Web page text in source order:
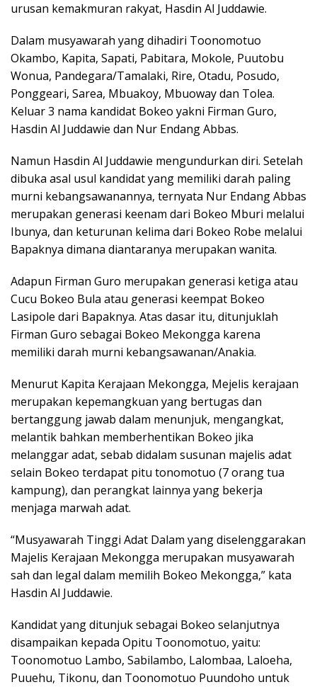
urusan kemakmuran rakyat, Hasdin Al Juddawie.
Dalam musyawarah yang dihadiri Toonomotuo
Okambo, Kapita, Sapati, Pabitara, Mokole, Puutobu
Wonua, Pandegara/Tamalaki, Rire, Otadu, Posudo,
Ponggeari, Sarea, Mbuakoy, Mbuoway dan Tolea.
Keluar 3 nama kandidat Bokeo yakni Firman Guro,
Hasdin Al Juddawie dan Nur Endang Abbas.
Namun Hasdin Al Juddawie mengundurkan diri. Setelah
dibuka asal usul kandidat yang memiliki darah paling
murni kebangsawanannya, ternyata Nur Endang Abbas
merupakan generasi keenam dari Bokeo Mburi melalui
Ibunya, dan keturunan kelima dari Bokeo Robe melalui
Bapaknya dimana diantaranya merupakan wanita.
Adapun Firman Guro merupakan generasi ketiga atau
Cucu Bokeo Bula atau generasi keempat Bokeo
Lasipole dari Bapaknya. Atas dasar itu, ditunjuklah
Firman Guro sebagai Bokeo Mekongga karena
memiliki darah murni kebangsawanan/Anakia.
Menurut Kapita Kerajaan Mekongga, Mejelis kerajaan
merupakan kepemangkuan yang bertugas dan
bertanggung jawab dalam menunjuk, mengangkat,
melantik bahkan memberhentikan Bokeo jika
melanggar adat, sebab didalam susunan majelis adat
selain Bokeo terdapat pitu tonomotuo (7 orang tua
kampung), dan perangkat lainnya yang bekerja
menjaga marwah adat.
“Musyawarah Tinggi Adat Dalam yang diselenggarakan
Majelis Kerajaan Mekongga merupakan musyawarah
sah dan legal dalam memilih Bokeo Mekongga,” kata
Hasdin Al Juddawie.
Kandidat yang ditunjuk sebagai Bokeo selanjutnya
disampaikan kepada Opitu Toonomotuo, yaitu:
Toonomotuo Lambo, Sabilambo, Lalombaa, Laloeha,
Puuehu, Tikonu, dan Toonomotuo Puundoho untuk